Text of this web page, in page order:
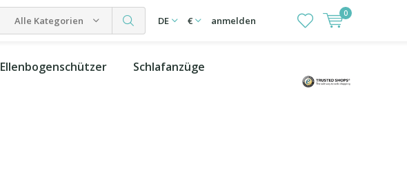
Alle Kategorien DE € anmelden
0
Ellenbogenschützer Schlafanzüge